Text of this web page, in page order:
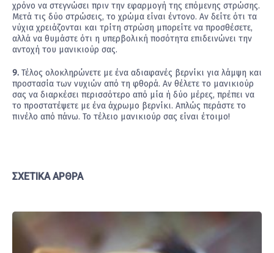
χρόνο να στεγνώσει πριν την εφαρμογή της επόμενης στρώσης.
Μετά τις δύο στρώσεις, το χρώμα είναι έντονο. Αν δείτε ότι τα
νύχια χρειάζονται και τρίτη στρώση μπορείτε να προσθέσετε,
αλλά να θυμάστε ότι η υπερβολική ποσότητα επιδεινώνει την
αντοχή του μανικιούρ σας.
9. Τέλος ολοκληρώνετε με ένα αδιαφανές βερνίκι για λάμψη και
προστασία των νυχιών από τη φθορά. Αν θέλετε το μανικιούρ
σας να διαρκέσει περισσότερο από μία ή δύο μέρες, πρέπει να
το προστατέψετε με ένα άχρωμο βερνίκι. Απλώς περάστε το
πινέλο από πάνω. Το τέλειο μανικιούρ σας είναι έτοιμο!
ΣΧΕΤΙΚΆ ΆΡΘΡΑ